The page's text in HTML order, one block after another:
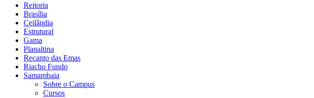
Reitoria
Brasília
Ceilândia
Estrutural
Gama
Planaltina
Recanto das Emas
Riacho Fundo
Samambaia
Sobre o Campus
Cursos